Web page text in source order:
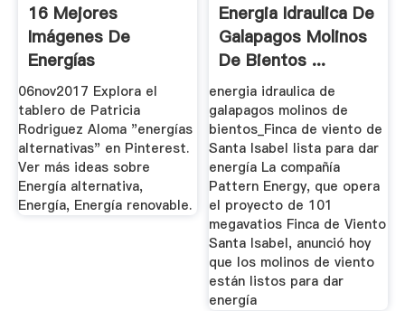
16 Mejores
Imágenes De
Energías
Alternativas |
Energía ...
06nov2017 Explora el
tablero de Patricia
Rodriguez Aloma "energías
alternativas" en Pinterest.
Ver más ideas sobre
Energía alternativa,
Energía, Energía renovable.
Energia Idraulica De
Galapagos Molinos
De Bientos ...
energia idraulica de
galapagos molinos de
bientos_Finca de viento de
Santa Isabel lista para dar
energía La compañía
Pattern Energy, que opera
el proyecto de 101
megavatios Finca de Viento
Santa Isabel, anunció hoy
que los molinos de viento
están listos para dar
energía